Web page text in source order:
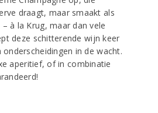
draagt, maar smaakt als
à la Krug, maar dan vele
deze schitterende wijn keer
in de wacht.
aperitief, of in combinatie